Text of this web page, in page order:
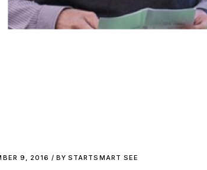
9, 2016 BY STARTSMART SEE